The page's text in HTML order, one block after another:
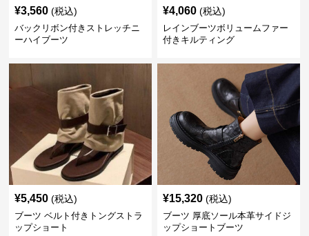
¥3,560 (税込)
バックリボン付きストレッチニ
ーハイブーツ
¥4,060 (税込)
レインブーツボリュームファー
付きキルティング
¥5,450 (税込)
ブーツ ベルト付きトングストラ
ップショート
¥15,320 (税込)
ブーツ 厚底ソール本革サイドジ
ップショートブーツ